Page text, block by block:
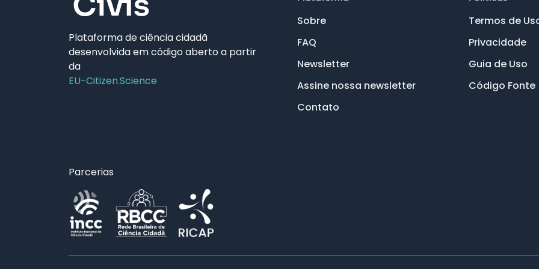
Plataforma de ciência cidadã
desenvolvida em código aberto a partir
da
EU-Citizen.Science
Sobre
FAQ
Newsletter
Assine nossa newsletter
Contato
Termos de
Privacidade
Guia de Uso
Código Fonte
Parcerias